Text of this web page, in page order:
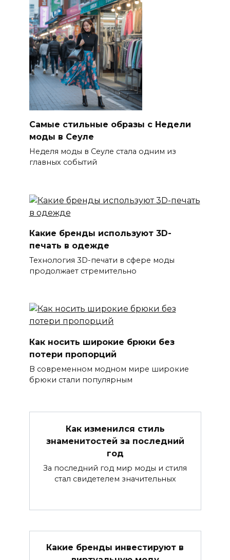
Самые стильные образы с Недели
моды в Сеуле
Неделя моды в Сеуле стала одним из
главных событий
Какие бренды используют 3D-
печать в одежде
Технология 3D-печати в сфере моды
продолжает стремительно
Как носить широкие брюки без
потери пропорций
В современном модном мире широкие
брюки стали популярным
Как изменился стиль
знаменитостей за последний
год
За последний год мир моды и стиля
стал свидетелем значительных
Какие бренды инвестируют в